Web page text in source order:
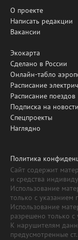
О проекте
Написать редакции
Вакансии
Экокарта
Сделано в России
Онлайн-табло
Расписание
Расписание поездов
Подписка на новости
Спецпроекты
Наглядно
Политика
Сайт содержит
и средства
Использование
только с указанием
Использование
разрешено только с
К нарушителям
предусмотренные